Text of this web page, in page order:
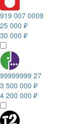
919 007 0009
25 000 ₽
30 000 ₽
99999999 27
3 500 000 ₽
4 200 000 ₽